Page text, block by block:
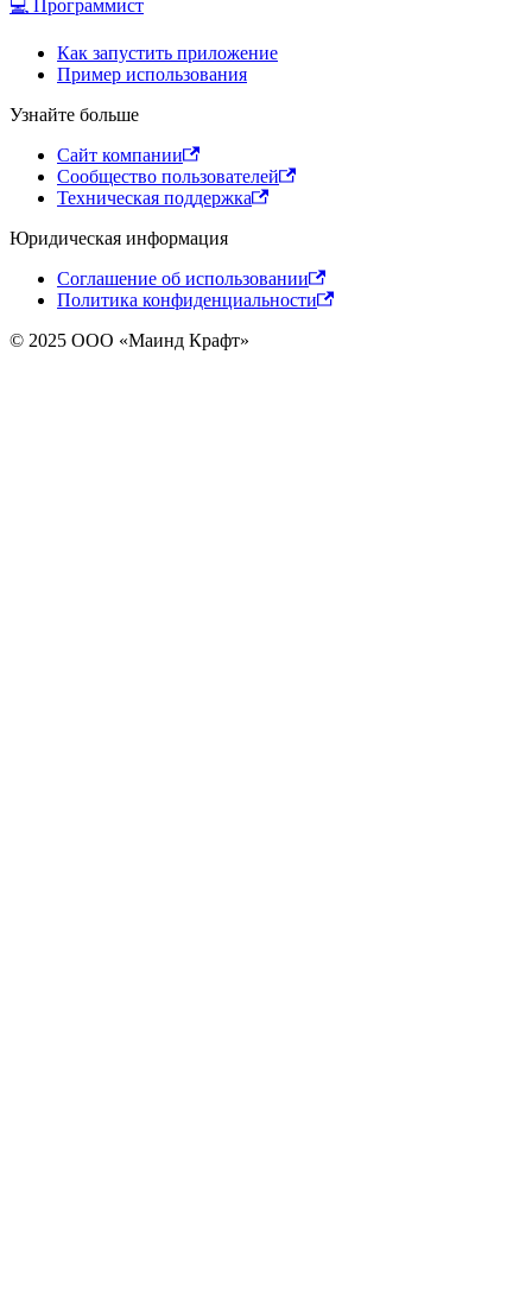
💻 Программист
Как запустить приложение
Пример использования
Узнайте больше
Сайт компании
Сообщество пользователей
Техническая поддержка
Юридическая информация
Соглашение об использовании
Политика конфиденциальности
© 2025 ООО «Маинд Крафт»